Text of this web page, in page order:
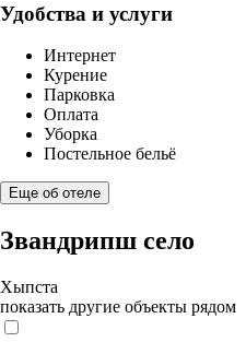
Удобства и услуги
Интернет
Курение
Парковка
Оплата
Уборка
Постельное бельё
Еще об отеле
Звандрипш село
Хыпста
показать другие объекты рядом